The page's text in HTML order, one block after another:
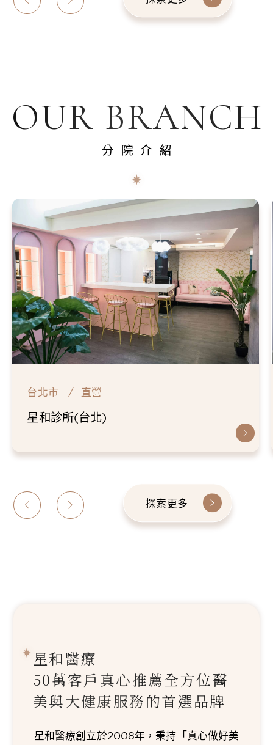
OUR BRANCH
分院介紹
台北市 直營
星和診所(台北)
探索更多
星和醫療｜
50萬客戶真心推薦全方位醫
美與大健康服務的首選品牌
星和醫療創立於2008年，秉持「真心做好美